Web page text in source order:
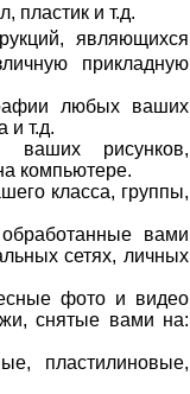
пластик и т.д.
являющихся
прикладную
любых ваших
и т.д.
ваших рисунков,
компьютере.
класса, группы,
вами
сетях, личных
фото и видео
снятые вами на:
пластилиновые,